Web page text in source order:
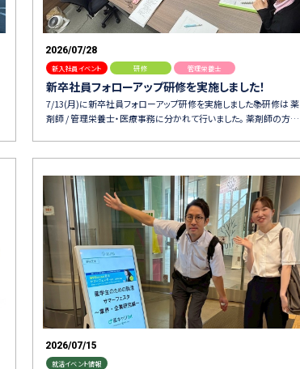
2026/07/28
新入社員イベント 研修 管理栄養士
新卒社員フォローアップ研修を実施しました！
7/13(月)に新卒社員フォローアップ研修を実施しました📚研修は 薬
剤師 / 管理栄養士・医療事務に分かれて行いました。 薬剤師の方…
2026/07/15
就活イベント情報